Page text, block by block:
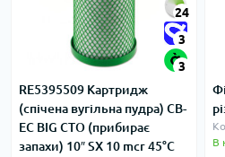
24
3
3
RE5395509 Картридж
(спічена вугільна пудра) CB-
EC BIG CTO (прибирає
запахи) 10″ SX 10 mcr 45°C
В